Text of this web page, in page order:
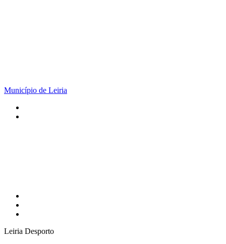
Município de Leiria
Leiria Desporto